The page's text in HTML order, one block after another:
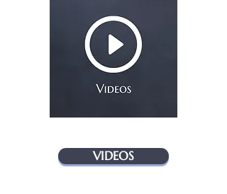
VIDEOS